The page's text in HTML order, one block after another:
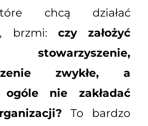
chcą działać
brzmi:czy założyć
stowarzyszenie,
zwykłe, a
nie zakładać
To bardzo